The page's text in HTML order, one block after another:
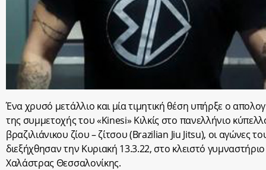
Ένα χρυσό μετάλλιο και μία τιμητική θέση υπήρξε ο
της συμμετοχής του «Kinesi» Κιλκίς στο πανελλήνιο
βραζιλιάνικου ζίου – ζίτσου (Brazilian Jiu Jitsu), οι αγώνες
διεξήχθησαν την Κυριακή 13.3.22, στο κλειστό γυμναστήριο
Χαλάστρας Θεσσαλονίκης.